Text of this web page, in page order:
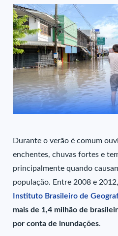
Durante o verão é comum
enchentes, chuvas fortes e
principalmente quando
população. Entre 2008 e
Instituto Brasileiro de
mais de 1,4 milhão de
por conta de inundações.